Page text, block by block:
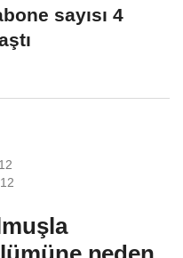
sayısı 4